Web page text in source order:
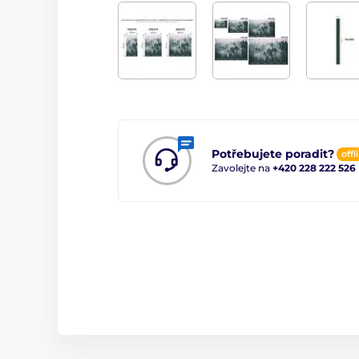
Potřebujete poradit?
Zavolejte na +420 228 222 526